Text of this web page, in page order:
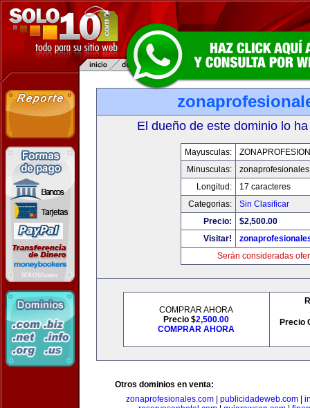
El dueño de este dominio lo
Mayusculas:
Minusculas:
Longitud:
17 caracteres
Categorias:
Sin Clasificar
Precio:
$2,500.00
Visitar!
Serán consideradas
COMPRAR AHORA
Precio $2,500.00
COMPRAR AHORA
Precio
Otros dominios en venta:
zonaprofesionales.com| publicidadeweb.com|